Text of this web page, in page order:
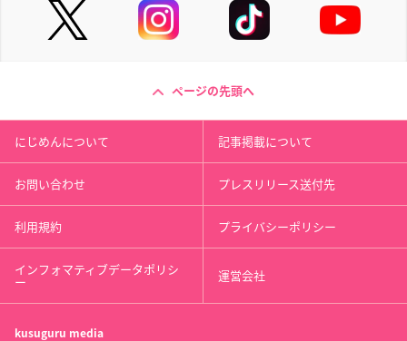
ページの先頭へ
にじめんについて 記事掲載について
お問い合わせ プレスリリース送付先
利用規約 プライバシーポリシー
インフォマティブデータポリシ
ー 運営会社
kusuguru media